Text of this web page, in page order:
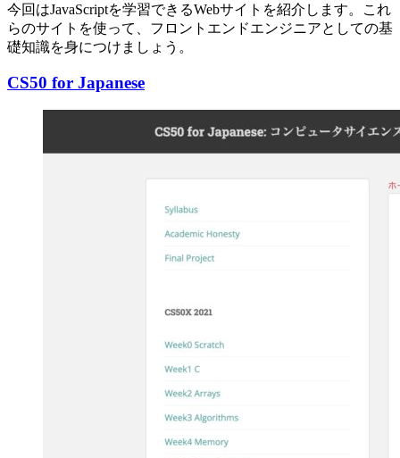
今回はJavaScriptを学習できるWebサイトを紹介します。これ
らのサイトを使って、フロントエンドエンジニアとしての基
礎知識を身につけましょう。
CS50 for Japanese